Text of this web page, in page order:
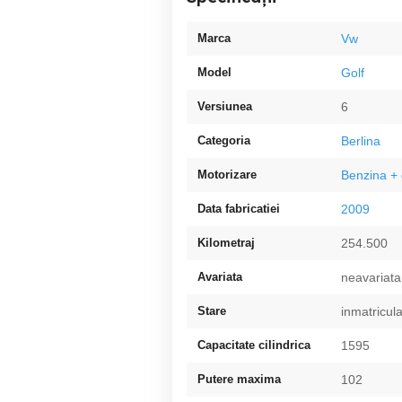
Marca Vw
Model Golf
Versiunea 6
Categoria Berlina
Motorizare Benzina +
Data fabricatiei 2009
Kilometraj 254.500
Avariata neavariata
Stare
Capacitate cilindrica 1595
Putere maxima 102